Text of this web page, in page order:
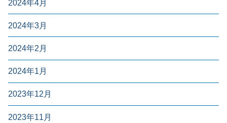
2024年4月
2024年3月
2024年2月
2024年1月
2023年12月
2023年11月